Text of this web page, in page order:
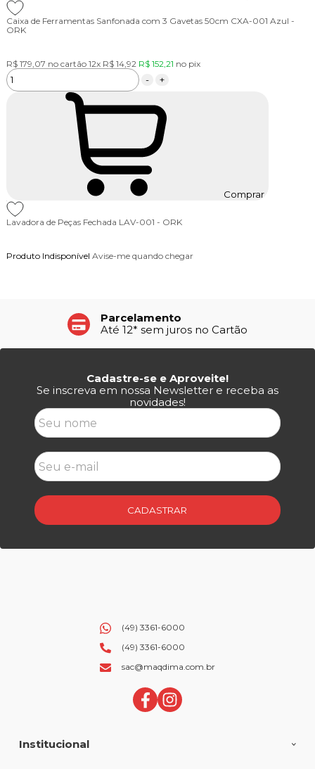
Caixa de Ferramentas Sanfonada com 3 Gavetas 50cm CXA-001 Azul -
ORK
R$ 179,07 no cartão 12x R$ 14,92 R$ 152,21 no pix
- +
Comprar
Lavadora de Peças Fechada LAV-001 - ORK
Produto Indisponível Avise-me quando chegar
Parcelamento
Até 12* sem juros no Cartão
Cadastre-se e Aproveite!
Se inscreva em nossa Newsletter e receba as
novidades!
CADASTRAR
Institucional
(49) 3361-6000
(49) 3361-6000
sac@maqdima.com.br